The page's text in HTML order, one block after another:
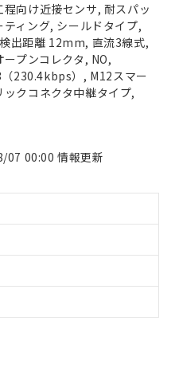
程向け近接センサ, 耐スパッ
ティング, シールドタイプ,
出距離 12mm, 直流3線式,
ープンコレクタ, NO,
（230.4kbps）, M12スマー
ックコネクタ中継タイプ,
07 00:00 情報更新